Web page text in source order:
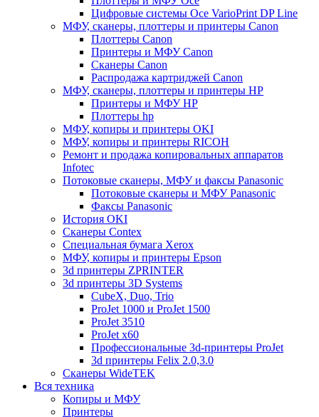
Цифровые системы Oce VarioPrint DP Line
МФУ, сканеры, плоттеры и принтеры Canon
Плоттеры Canon
Принтеры и МФУ Canon
Сканеры Canon
Распродажа картриджей Canon
МФУ, сканеры, плоттеры и принтеры HP
Принтеры и МФУ HP
Плоттеры hp
МФУ, копиры и принтеры OKI
МФУ, копиры и принтеры RICOH
Ремонт и продажа копировальных аппаратов
Infotec
Потоковые сканеры, МФУ и факсы Panasonic
Потоковые сканеры и МФУ Panasonic
Факсы Panasonic
История OKI
Сканеры Contex
Специальная бумага Xerox
МФУ, копиры и принтеры Epson
3d принтеры ZPRINTER
3d принтеры 3D Systems
CubeX, Duo, Trio
ProJet 1000 и ProJet 1500
ProJet 3510
ProJet x60
Профессиональные 3d-принтеры ProJet
3d принтеры Felix 2.0,3.0
Сканеры WideTEK
Вся техника
Копиры и МФУ
Принтеры